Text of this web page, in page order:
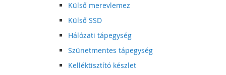
Külső merevlemez
Külső SSD
Hálózati tápegység
Szünetmentes tápegység
Kelléktisztító készlet